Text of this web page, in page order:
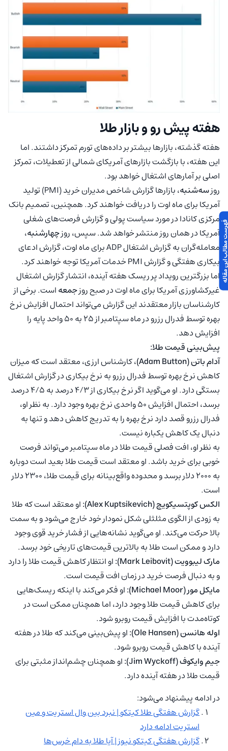
هفته پیش رو و بازار طلا
هفته گذشته، بازارها بیشتر بر داده‌های تورم تمرکز داشتند. اما
این هفته، با بازگشت بازارهای آمریکای شمالی از تعطیلات، تمرکز
اصلی بر آمارهای اشتغال خواهد بود.
روزسه‌‌شنبه
، بازارها گزارش شاخص مدیران خرید (PMI) تولید
آمریکا برای ماه اوت را دریافت خواهند کرد. همچنین، تصمیم بانک
مرکزی کانادا در مورد سیاست پولی و گزارش فرصت‌های شغلی
آمریکا در همان روز منتشر خواهد شد. سپس، روزچهارشنبه،
معامله‌گران به گزارش اشتغال ADP برای ماه اوت، گزارش ادعای
بیکاری هفتگی و گزارش PMI خدمات آمریکا توجه خواهند کرد.
اما بزرگترین رویداد پر ریسک هفته آینده، انتشار گزارش اشتغال
غیرکشاورزی آمریکا برای ماه اوت در صبح روزجمعهاست. برخی از
کارشناسان بازار معتقدند این گزارش می‌تواند احتمال افزایش نرخ
بهره توسط فدرال رزرو در ماه سپتامبر از ۲۵ به ۵۰ واحد پایه را
افزایش دهد.
پیش‌بینی قیمت طلا:
آدام باتن (Adam Button)
، کارشناس ارزی، معتقد است که میزان
کاهش نرخ بهره توسط فدرال رزرو به نرخ بیکاری در گزارش اشتغال
بستگی دارد. او می‌گوید اگر نرخ بیکاری از ۴/۳ درصد به ۴/۵ درصد
برسد، احتمال افزایش ۵۰ واحدی نرخ بهره وجود دارد. به نظر او،
فدرال رزرو قصد دارد نرخ بهره را به تدریج کاهش دهد و تنها به
دنبال یک کاهش یکباره نیست.
به نظر او، افت فصلی قیمت طلا در ماه سپتامبر می‌تواند فرصت
خوبی برای خرید باشد. او معتقد است قیمت طلا بعید است دوباره
به ۲۰۰۰ دلار برسد و محدوده واقع‌بینانه برای قیمت طلا، ۲۳۰۰ دلار
است.
الکس کوپتسیکویچ (Alex Kuptsikevich):
او معتقد است که طلا
به زودی از الگوی مثلثلی شکل نمودار خود خارج می‌شود و به سمت
بالا حرکت می‌کند. او می‌گوید نشانه‌هایی از فشار خرید قوی وجود
دارد و ممکن است طلا به بالاترین قیمت‌های تاریخی خود برسد.
مارک لیبوویت (Mark Leibovit):
او انتظار کاهش قیمت طلا را دارد
و به دنبال فرصت خرید در زمان افت قیمت است.
مایکل مور (Michael Moor):
او فکر می‌کند با اینکه ریسک‌هایی
برای کاهش قیمت طلا وجود دارد، اما همچنان ممکن است در
کوتاه‌مدت با افزایش قیمت روبرو شود.
اوله هانسن (Ole Hansen):
او پیش‌بینی می‌کند که طلا در هفته
آینده با کاهش قیمت روبرو شود.
جیم وایکوف (Jim Wyckoff):
او همچنان چشم‌انداز مثبتی برای
قیمت طلا در هفته آینده دارد.
در ادامه پیشنهاد می‌شود:
گزارش هفتگی طلا کیتکو | نبرد بین وال استریت و مین
استریت ادامه دارد
گزارش هفتگی کیتکو نیوز | آیا طلا به دام خرس‌ها
مقاله